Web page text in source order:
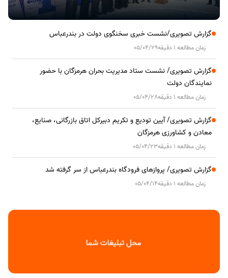
گزارش تصویری/نشست خبری سخنگوی دولت در بندرعباس
زمان مطالعه 1 دقیقه 05/04/29
گزارش تصویری/ نشست ستاد مدیریت بحران هرمزگان با حضور
نمایندگان دولت
زمان مطالعه 1 دقیقه 05/04/28
گزارش تصویری/ آیین تودیع و تکریم دبیرکل اتاق بازرگانی، صنایع،
معادن و کشاورزی هرمزگان
زمان مطالعه 1 دقیقه 05/04/23
گزارش تصویری/ پروازهای فرودگاه بندرعباس از سر گرفته شد
زمان مطالعه 1 دقیقه 05/04/14